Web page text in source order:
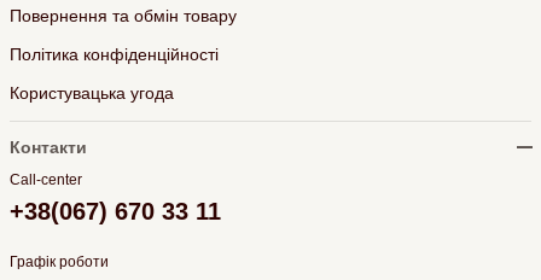
Повернення та обмін товару
Політика конфіденційності
Користувацька угода
Контакти
Call-center
+38(067) 670 33 11
Графік роботи